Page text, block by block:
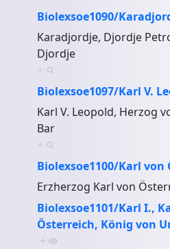
Biolexsoe1090/
Karadjordje, Djordje
Djordje
+
Biolexsoe1097/Karl V.
Karl V. Leopold, Herzog
Bar
+
Biolexsoe1100/Karl von
Erzherzog Karl von
Biolexsoe1101/Karl I.,
Österreich, König von
+